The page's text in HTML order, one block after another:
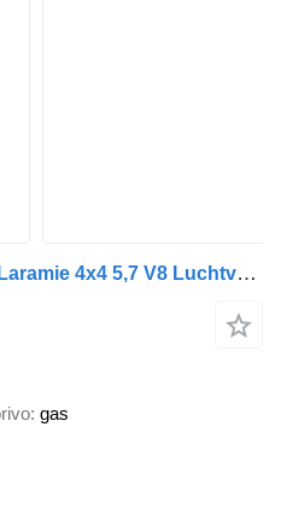
Dodge Ram 1500 Pick Up Laramie 4x4 5,7 V8 Luchtvering gereviseerde ver
gas